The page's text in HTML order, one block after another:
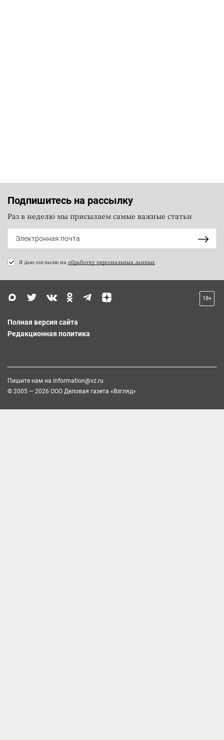
Подпишитесь на рассылку
Раз в неделю мы присылаем самые важные статьи
Я даю согласие на обработку персональных данных
18+
Полная версия сайта
Редакционная политика
Пишите нам на information@vz.ru
© 2005 — 2026 ООО Деловая газета «Взгляд»